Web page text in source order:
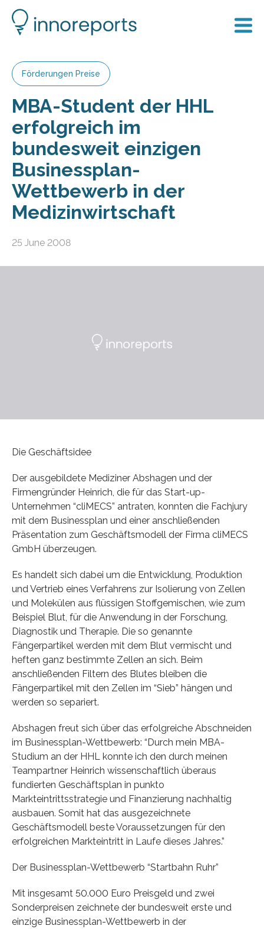
Förderungen Preise
MBA-Student der HHL
erfolgreich im
bundesweit einzigen
Businessplan-
Wettbewerb in der
Medizinwirtschaft
25 June 2008
Die Geschäftsidee
Der ausgebildete Mediziner Abshagen und der
Firmengründer Heinrich, die für das Start-up-
Unternehmen “cliMECS” antraten, konnten die Fachjury
mit dem Businessplan und einer anschließenden
Präsentation zum Geschäftsmodell der Firma cliMECS
GmbH überzeugen.
Es handelt sich dabei um die Entwicklung, Produktion
und Vertrieb eines Verfahrens zur Isolierung von Zellen
und Molekülen aus flüssigen Stoffgemischen, wie zum
Beispiel Blut, für die Anwendung in der Forschung,
Diagnostik und Therapie. Die so genannte
Fängerpartikel werden mit dem Blut vermischt und
heften ganz bestimmte Zellen an sich. Beim
anschließenden Filtern des Blutes bleiben die
Fängerpartikel mit den Zellen im “Sieb” hängen und
werden so separiert.
Abshagen freut sich über das erfolgreiche Abschneiden
im Businessplan-Wettbewerb: “Durch mein MBA-
Studium an der HHL konnte ich den durch meinen
Teampartner Heinrich wissenschaftlich überaus
fundierten Geschäftsplan in punkto
Markteintrittsstrategie und Finanzierung nachhaltig
ausbauen. Somit hat das ausgezeichnete
Geschäftsmodell beste Voraussetzungen für den
erfolgreichen Markteintritt in Laufe dieses Jahres.”
Der Businessplan-Wettbewerb “Startbahn Ruhr”
Mit insgesamt 50.000 Euro Preisgeld und zwei
Sonderpreisen zeichnete der bundesweit erste und
einzige Businessplan-Wettbewerb in der